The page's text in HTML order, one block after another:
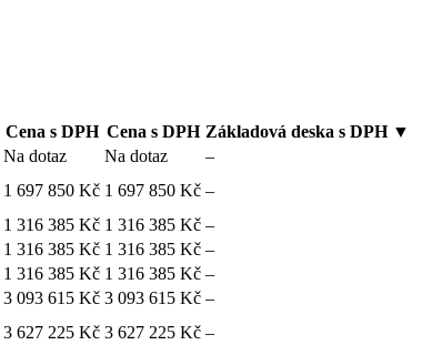
Cena s DPH Cena s DPH Základová deska s DPH ▼
Na dotaz Na dotaz
–
1 697 850 Kč 1 697 850 Kč –
1 316 385 Kč 1 316 385 Kč –
1 316 385 Kč 1 316 385 Kč –
1 316 385 Kč 1 316 385 Kč –
3 093 615 Kč 3 093 615 Kč –
3 627 225 Kč 3 627 225 Kč –